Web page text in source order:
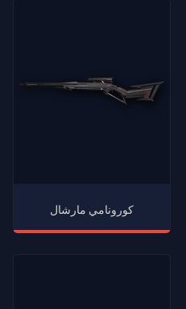
كورونامي مارشال